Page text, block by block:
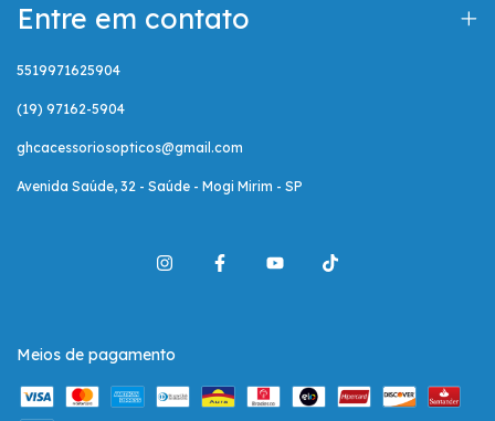
Entre em contato
5519971625904
(19) 97162-5904
ghcacessoriosopticos@gmail.com
Avenida Saúde, 32 - Saúde - Mogi Mirim - SP
Meios de pagamento